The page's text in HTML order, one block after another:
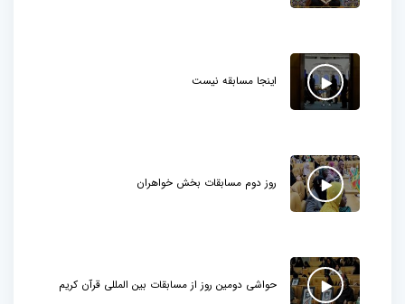
اینجا مسابقه نیست
روز دوم مسابقات بخش خواهران
حواشی دومین روز از مسابقات بین المللی قرآن کریم